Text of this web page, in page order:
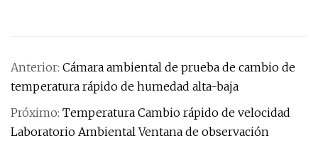
Anterior: Cámara ambiental de prueba de cambio de
temperatura rápido de humedad alta-baja
Próximo: Temperatura Cambio rápido de velocidad
Laboratorio Ambiental Ventana de observación